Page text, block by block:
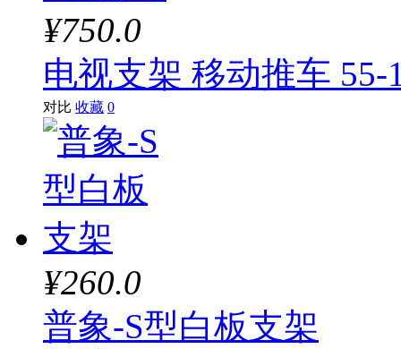
¥750.0
电视支架 移动推车 55-
对比 收藏 0
¥260.0
普象-S型白板支架